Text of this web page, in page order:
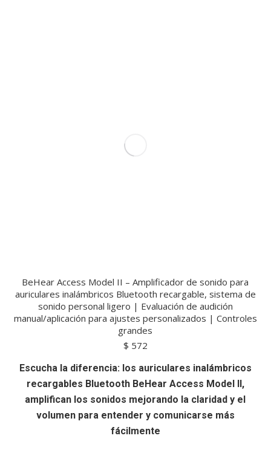
BeHear Access Model II – Amplificador de sonido para
auriculares inalámbricos Bluetooth recargable, sistema de
sonido personal ligero | Evaluación de audición
manual/aplicación para ajustes personalizados | Controles
grandes
$ 572
Escucha la diferencia: los auriculares inalámbricos
recargables Bluetooth BeHear Access Model II,
amplifican los sonidos mejorando la claridad y el
volumen para entender y comunicarse más
fácilmente